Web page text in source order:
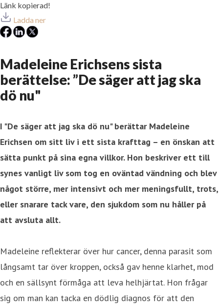
Länk kopierad!
Ladda ner
Madeleine Erichsens sista
berättelse: ”De säger att jag ska
dö nu"
I "De säger att jag ska dö nu" berättar Madeleine
Erichsen om sitt liv i ett sista krafttag – en önskan att
sätta punkt på sina egna villkor. Hon beskriver ett till
synes vanligt liv som tog en oväntad vändning och blev
något större, mer intensivt och mer meningsfullt, trots,
eller snarare tack vare, den sjukdom som nu håller på
att avsluta allt.
Madeleine reflekterar över hur cancer, denna parasit som
långsamt tar över kroppen, också gav henne klarhet, mod
och en sällsynt förmåga att leva helhjärtat. Hon frågar
sig om man kan tacka en dödlig diagnos för att den